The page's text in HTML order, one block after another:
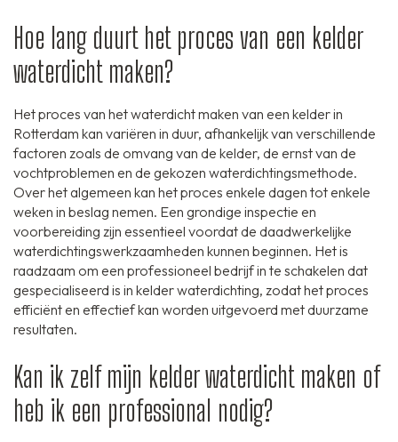
Hoe lang duurt het proces van een kelder
waterdicht maken?
Het proces van het waterdicht maken van een kelder in
Rotterdam kan variëren in duur, afhankelijk van verschillende
factoren zoals de omvang van de kelder, de ernst van de
vochtproblemen en de gekozen waterdichtingsmethode.
Over het algemeen kan het proces enkele dagen tot enkele
weken in beslag nemen. Een grondige inspectie en
voorbereiding zijn essentieel voordat de daadwerkelijke
waterdichtingswerkzaamheden kunnen beginnen. Het is
raadzaam om een professioneel bedrijf in te schakelen dat
gespecialiseerd is in kelder waterdichting, zodat het proces
efficiënt en effectief kan worden uitgevoerd met duurzame
resultaten.
Kan ik zelf mijn kelder waterdicht maken of
heb ik een professional nodig?